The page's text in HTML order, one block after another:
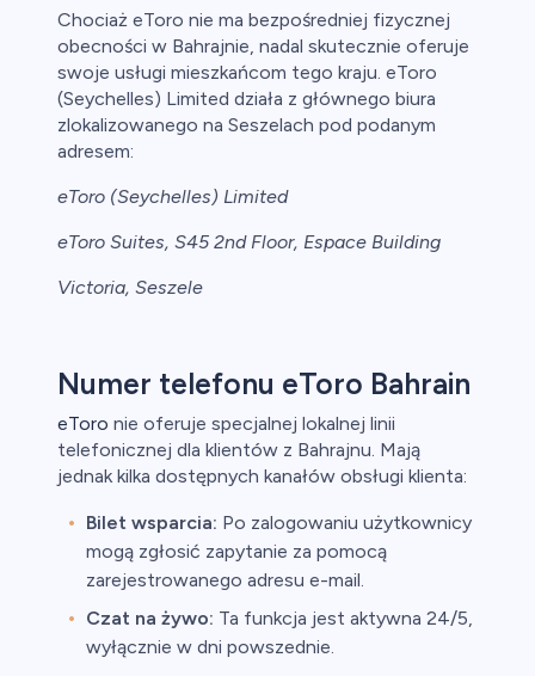
Chociaż eToro nie ma bezpośredniej fizycznej
obecności w Bahrajnie, nadal skutecznie oferuje
swoje usługi mieszkańcom tego kraju. eToro
(Seychelles) Limited działa z głównego biura
zlokalizowanego na Seszelach pod podanym
adresem:
eToro (Seychelles) Limited
eToro Suites, S45 2nd Floor, Espace Building
Victoria, Seszele
Numer telefonu eToro Bahrain
eToro nie oferuje specjalnej lokalnej linii
telefonicznej dla klientów z Bahrajnu. Mają
jednak kilka dostępnych kanałów obsługi klienta:
Bilet wsparcia: Po zalogowaniu użytkownicy
mogą zgłosić zapytanie za pomocą
zarejestrowanego adresu e-mail.
Czat na żywo: Ta funkcja jest aktywna 24/5,
wyłącznie w dni powszednie.